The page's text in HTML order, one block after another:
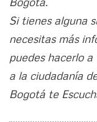
Si tienes alguna
necesitas más
puedes hacerlo
a la ciudadanía
Bogotá te